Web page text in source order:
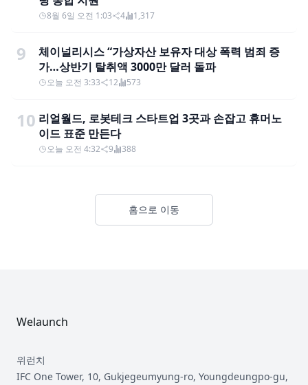
8월 6일 오전 1:03 4 1,317
9
체이널리시스 “가상자산 보유자 대상 폭력 범죄 증
가…상반기 탈취액 3000만 달러 돌파
오늘 오전 3:33 12 573
10 리얼월드, 로봇테크 스타트업 3곳과 손잡고 휴머노
이드 표준 만든다
오늘 오전 4:32 9 388
홈으로 이동
Welaunch
위런치
IFC One Tower, 10, Gukjegeumyung-ro, Youngdeungpo-gu,